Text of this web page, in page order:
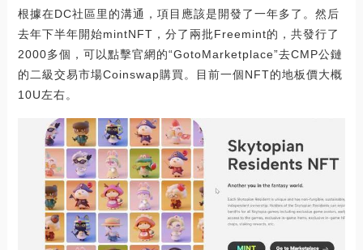
根據在DC社區里的溝通，項目應該是開發了一年多了。然后
去年下半年開始mintNFT，分了兩批Freemint的，共發行了
2000多個，可以點擊官網的“GotoMarketplace”去CMP公鏈
的二級交易市場Coinswap購買。目前一個NFT的地板價大概
10U左右。